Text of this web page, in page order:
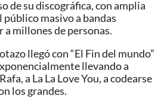
de su discográfica, con amplia
masivo a bandas
millones de personas.
llegó con “El Fin del mundo”
llevando a
a La La Love You, a codearse
los grandes.